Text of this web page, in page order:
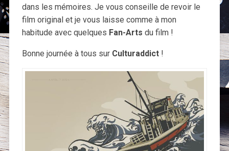
dans les mémoires. Je vous conseille de revoir le
film original et je vous laisse comme à mon
habitude avec quelques Fan-Arts du film !
Bonne journée à tous sur Culturaddict!